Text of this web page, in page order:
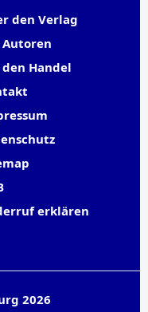
den Verlag
Autoren
den Handel
erklären
2026